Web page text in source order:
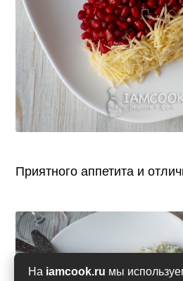
На iamcook.ru мы
Приятного аппетита и